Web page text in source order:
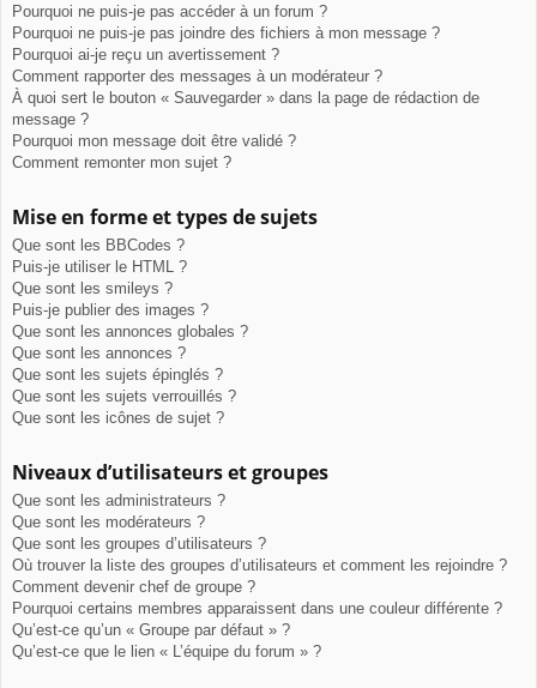
Pourquoi ne puis-je pas accéder à un forum ?
Pourquoi ne puis-je pas joindre des fichiers à mon message ?
Pourquoi ai-je reçu un avertissement ?
Comment rapporter des messages à un modérateur ?
À quoi sert le bouton « Sauvegarder » dans la page de rédaction de
message ?
Pourquoi mon message doit être validé ?
Comment remonter mon sujet ?
Mise en forme et types de sujets
Que sont les BBCodes ?
Puis-je utiliser le HTML ?
Que sont les smileys ?
Puis-je publier des images ?
Que sont les annonces globales ?
Que sont les annonces ?
Que sont les sujets épinglés ?
Que sont les sujets verrouillés ?
Que sont les icônes de sujet ?
Niveaux d’utilisateurs et groupes
Que sont les administrateurs ?
Que sont les modérateurs ?
Que sont les groupes d’utilisateurs ?
Où trouver la liste des groupes d’utilisateurs et comment les rejoindre ?
Comment devenir chef de groupe ?
Pourquoi certains membres apparaissent dans une couleur différente ?
Qu’est-ce qu’un « Groupe par défaut » ?
Qu’est-ce que le lien « L’équipe du forum » ?